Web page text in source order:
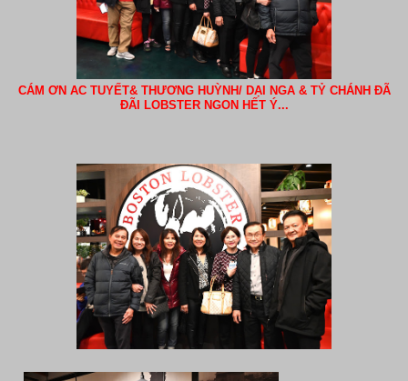
CÁM ƠN AC TUYẾT& THƯƠNG HUỲNH/ DẠI NGA & TỶ CHÁNH ĐÃ
ĐÃI LOBSTER NGON HẾT Ý...